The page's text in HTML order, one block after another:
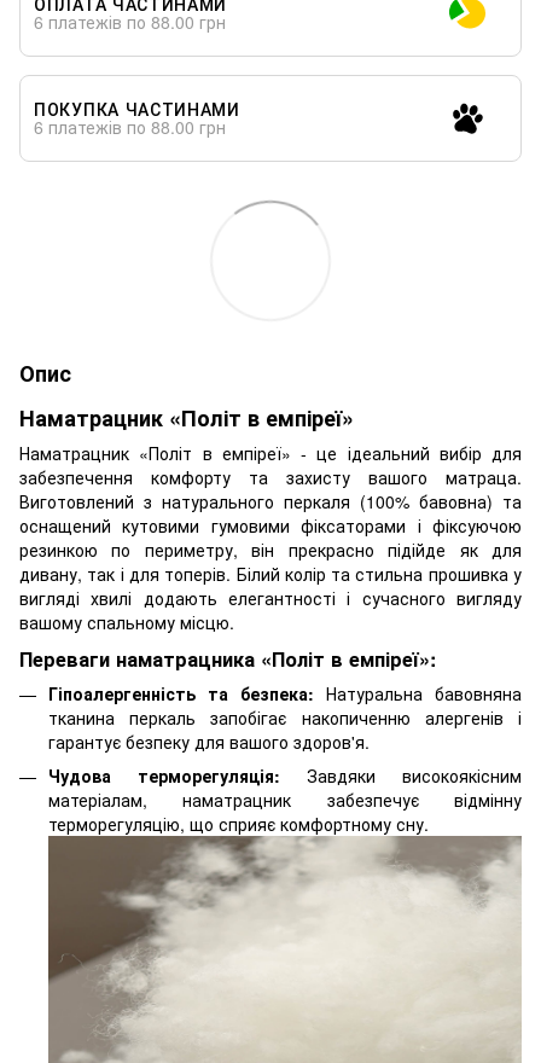
6 платежів по 88.00 грн
ПОКУПКА ЧАСТИНАМИ
6 платежів по 88.00 грн
Опис
Наматрацник «Політ в емпіреї»
Наматрацник «Політ в емпіреї» - це ідеальний вибір для
забезпечення комфорту та захисту вашого матраца.
Виготовлений з натурального перкаля (100% бавовна) та
оснащений кутовими гумовими фіксаторами і фіксуючою
резинкою по периметру, він прекрасно підійде як для
дивану, так і для топерів. Білий колір та стильна прошивка у
вигляді хвилі додають елегантності і сучасного вигляду
вашому спальному місцю.
Переваги наматрацника «Політ в емпіреї»:
Гіпоалергенність та безпека: Натуральна бавовняна
тканина перкаль запобігає накопиченню алергенів і
гарантує безпеку для вашого здоров'я.
Чудова терморегуляція: Завдяки високоякісним
матеріалам, наматрацник забезпечує відмінну
терморегуляцію, що сприяє комфортному сну.